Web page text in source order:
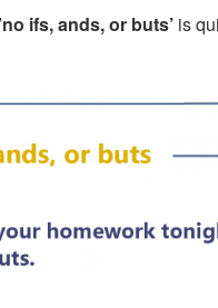
’no ifs, ands, or buts’ is